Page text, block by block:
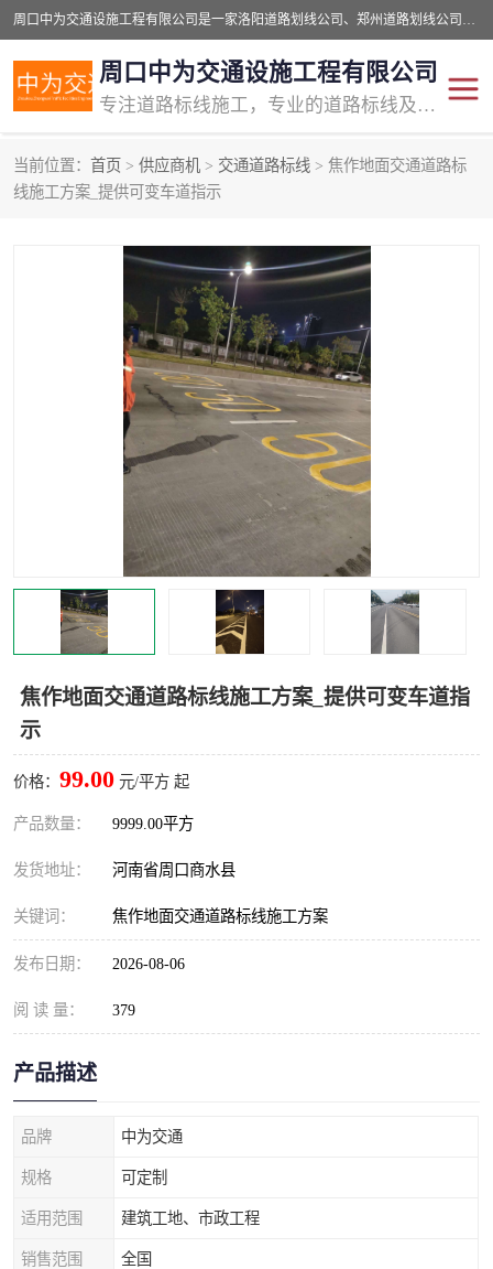
周口中为交通设施工程有限公司是一家洛阳道路划线公司、郑州道路划线公司、平顶山道路车位划线公司、开封车位划线公司、许昌道路车位划线公司、漯河道路车位划线公司，公司始终坚持“诚信、匠心、专注”的宗旨；我们的经营理念是：的服务。
周口中为交通设施工程有限公司
专注道路标线施工，专业的道路标线及交通设施施工服务商!
当前位置： 首页 > 供应商机 > 交通道路标线 > 焦作地面交通道路标
线施工方案_提供可变车道指示
焦作地面交通道路标线施工方案_提供可变车道指
示
价格： 99.00 元/平方 起
产品数量： 9999.00平方
发货地址： 河南省周口商水县
关键词： 焦作地面交通道路标线施工方案
发布日期： 2026-08-06
阅 读 量： 379
产品描述
品牌 中为交通
规格 可定制
适用范围 建筑工地、市政工程
销售范围 全国
交通道路标线
道路标线划线 马路标线
道路划线